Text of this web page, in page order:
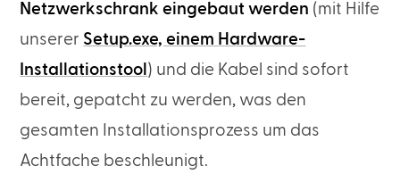
Netzwerkschrank eingebaut werden (mit Hilfe
unserer Setup.exe, einem Hardware-
Installationstool ) und die Kabel sind sofort
bereit, gepatcht zu werden, was den
gesamten Installationsprozess um das
Achtfache beschleunigt.